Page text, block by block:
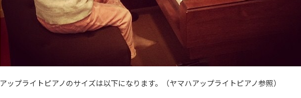
アップライトピアノのサイズは以下になります。（ヤマハアップライトピアノ参照）